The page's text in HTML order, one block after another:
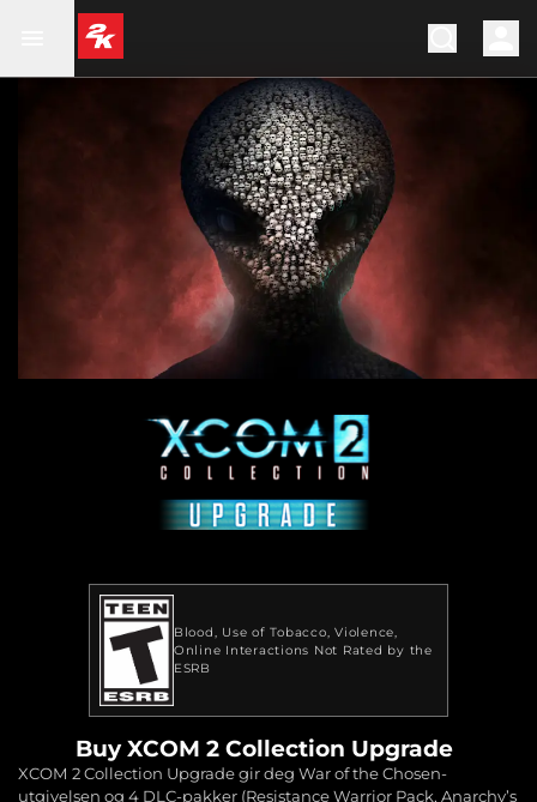
Blood Use of Tobacco Violence
Online Interactions Not Rated by the
ESRB
Buy XCOM 2 Collection Upgrade
XCOM 2 Collection Upgrade gir deg War of the Chosen-
utgivelsen og 4 DLC-pakker (Resistance Warrior Pack, Anarchy’s